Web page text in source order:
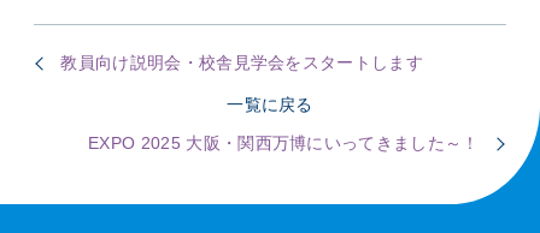
教員向け説明会・校舎見学会をスタートします
一覧に戻る
EXPO 2025 大阪・関西万博にいってきました～！